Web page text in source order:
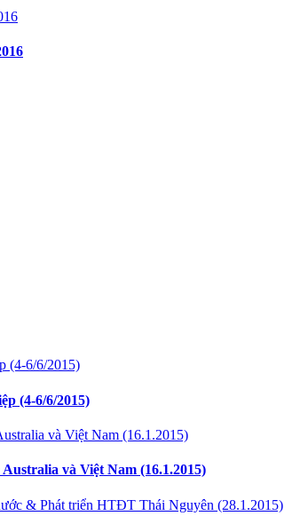
(4-6/6/2015)
và Việt Nam (16.1.2015)